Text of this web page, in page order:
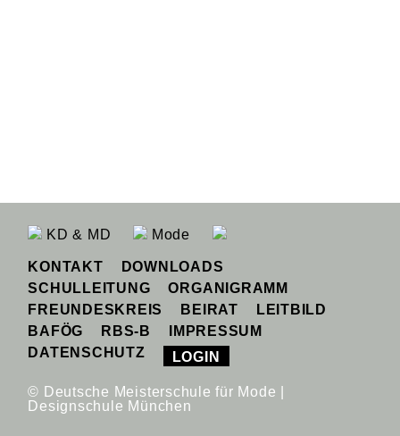
KD & MD Mode
KONTAKT
DOWNLOADS
SCHULLEITUNG
ORGANIGRAMM
FREUNDESKREIS
BEIRAT
LEITBILD
BAFÖG
RBS-B
IMPRESSUM
DATENSCHUTZ
LOGIN
© Deutsche Meisterschule für Mode |
Designschule München